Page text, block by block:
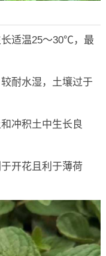
适温25～30℃，最
耐水湿，土壤过于
冲积土中生长良
开花且利于薄荷